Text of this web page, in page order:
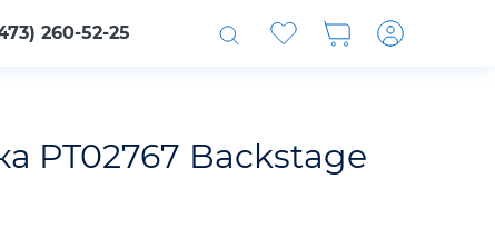
260-52-25
PT02767 Backstage